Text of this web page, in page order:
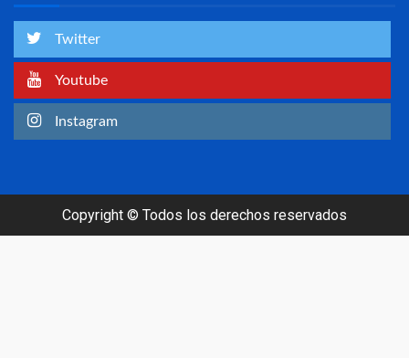
Twitter
Youtube
Instagram
Copyright © Todos los derechos reservados